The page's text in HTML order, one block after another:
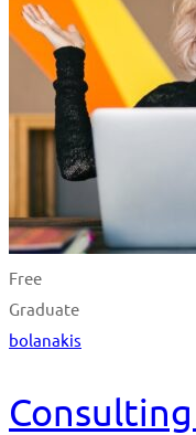
Free
Graduate
bolanakis